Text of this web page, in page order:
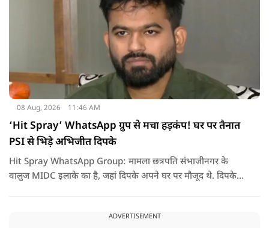
08 Aug, 2026 11:46 AM
‘Hit Spray’ WhatsApp ग्रुप से मचा हड़कंप! घर पर तैनात
PSI से भिड़े अभिजीत दिपके
Hit Spray WhatsApp Group: मामला छत्रपति संभाजीनगर के
वालुज MIDC इलाके का है, जहां दिपके अपने घर पर मौजूद थे. दिपके
को लेकर दिपके की पुलिस अधिकारी से तीखी बहस हो गई.
ADVERTISEMENT